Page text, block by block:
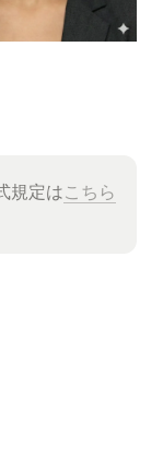
規定はこちら